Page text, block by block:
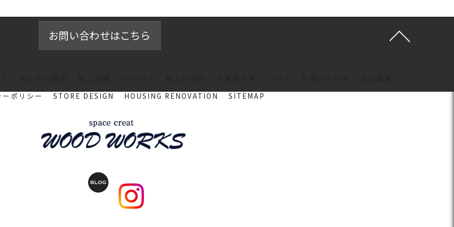
お問い合わせはこちら
ポリシー
STORE DESIGN HOUSING RENOVATION SITEMAP